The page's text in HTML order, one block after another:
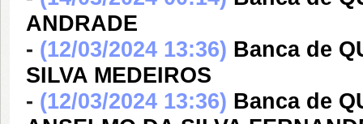
ANDRADE
- (12/03/2024 13:36) Banca de
SILVA MEDEIROS
- (12/03/2024 13:36) Banca de